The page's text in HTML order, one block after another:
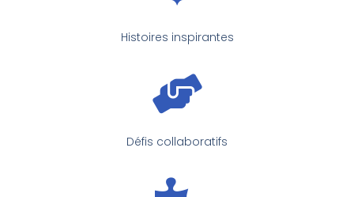
Histoires inspirantes
Défis collaboratifs